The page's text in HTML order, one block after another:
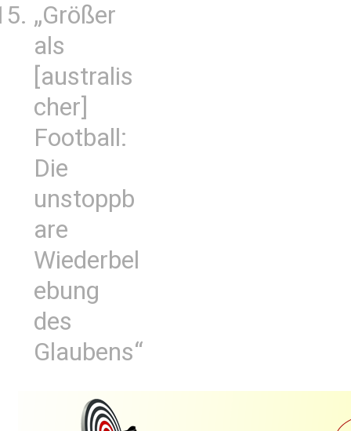
„Größer
als
[australis
cher]
Football:
Die
unstoppb
are
Wiederbel
ebung
des
Glaubens“